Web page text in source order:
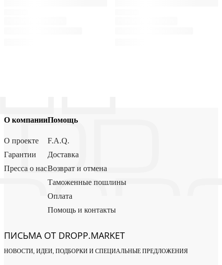
О компании
О проекте
Гарантии
Пресса о нас
Помощь
F.A.Q.
Доставка
Возврат и отмена
Таможенные пошлины
Оплата
Помощь и контакты
ПИСЬМА ОТ DROPP.MARKET
НОВОСТИ, ИДЕИ, ПОДБОРКИ И СПЕЦИАЛЬНЫЕ ПРЕДЛОЖЕНИЯ